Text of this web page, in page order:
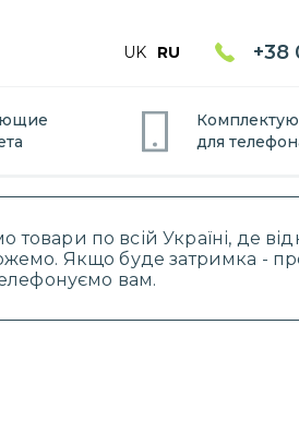
товари по всій Україні, де
Якщо буде затримка -
вам.
UK RU +38
а
для телефон